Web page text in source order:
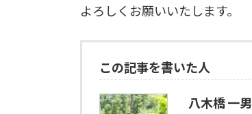
よろしくお願いいたします。
この記事を書いた人
八木橋 一男